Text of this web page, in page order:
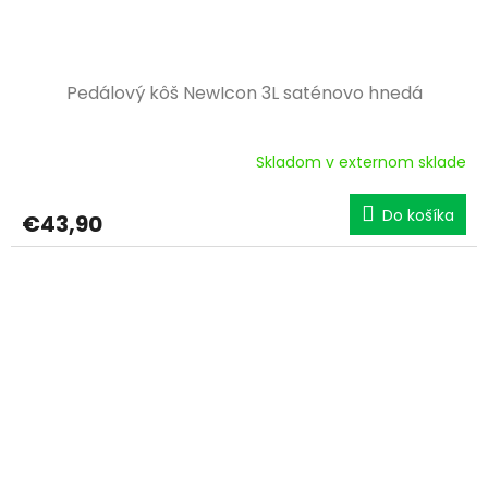
Pedálový kôš NewIcon 3L saténovo hnedá
Skladom v externom sklade
€43,90 Do košíka